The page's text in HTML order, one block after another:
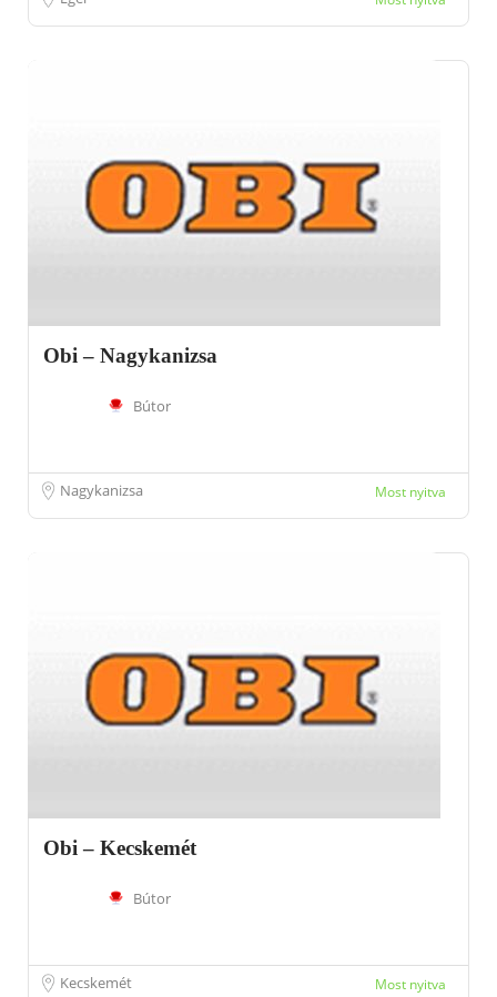
Obi – Nagykanizsa
Bútor
Nagykanizsa Most nyitva
Obi – Kecskemét
Bútor
Kecskemét Most nyitva